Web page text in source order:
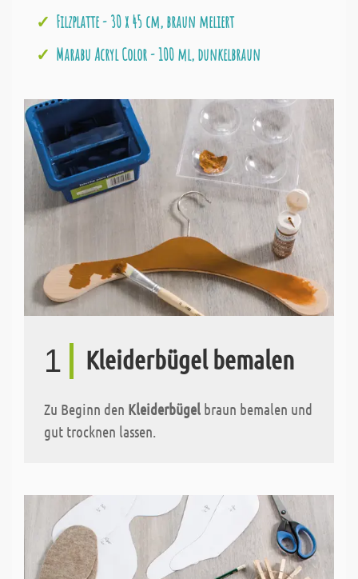
Filzplatte - 30 x 45 cm, braun meliert
Marabu Acryl Color - 100 ml, dunkelbraun
1 Kleiderbügel bemalen
Zu Beginn den Kleiderbügel braun bemalen und
gut trocknen lassen.